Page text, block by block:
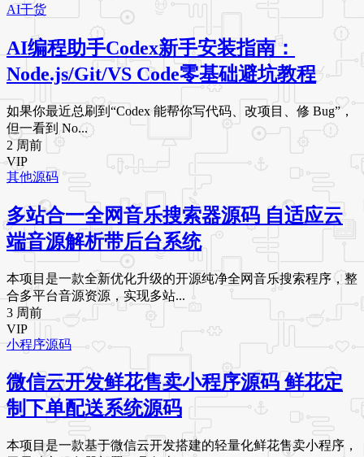
AI干货
AI编程助手Codex新手安装指南：
Node.js/Git/VS Code零基础避坑教程
如果你最近总刷到“Codex 能帮你写代码、改项目、修 Bug”，
但一看到 No...
2 周前
VIP
其他源码
多站合一全网音乐搜索器源码 自适应云
端音源解析带后台系统
本项目是一款全新优化升级的开源纯净全网音乐搜索程序，整
合多平台音源资源，实现多站...
3 周前
VIP
小程序源码
微信云开发鲜花售卖小程序源码 鲜花定
制下单配送系统源码
本项目是一款基于微信云开发搭建的轻量化鲜花售卖小程序，